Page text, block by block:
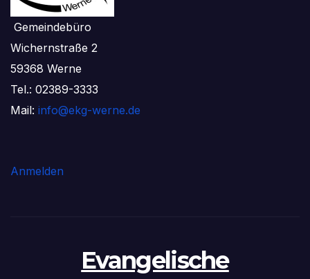
Gemeindebüro
Wichernstraße 2
59368 Werne
Tel.: 02389-3333
Mail: info@ekg-werne.de
Anmelden
Evangelische